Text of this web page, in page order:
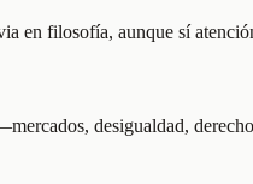
en filosofía, aunque sí
desigualdad,